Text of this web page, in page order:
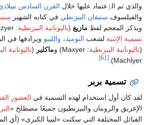
عليها خلال القرن السادس ميلاديمن قبل المعجمي
البيزنطيفي كتابه الشهيرستيفان إثنيات بيزنطة.
مازيغ( باليونانية البيزنطية : mazyer) على أنها
النوميد،والليبوويرادفها في المعنىماكسير
: Maxyer) و ماكلير( باليونانية البيزنطية
لهذه التسمية فيالعصور القديمة ، حيثُ استخدم
والبيزنطيون جميعًا مصطلح «البربر» في إشارة إلى
التي سكنت «ليبيا الكبرى» (أي المنطقة التي تسمى